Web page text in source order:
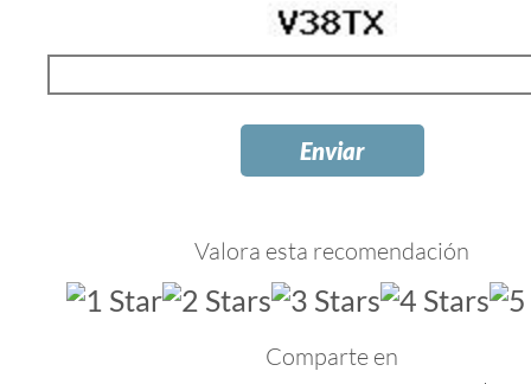
Valora esta recomendación
Comparte en